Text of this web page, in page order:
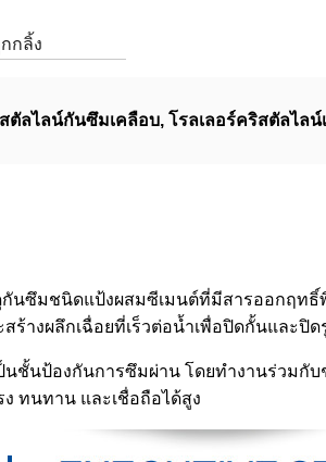
กลิ้ง
ตัลไลน์กันซึมเคลือบ, โรลเลอร์คริสตัลไล
นซึมชนิดแป้งผสมซีเมนต์ที่มีสารออกฤทธิ์
ร้างผลึกเฉื่อยที่เร็วต่อน้ำเพื่อปิดกั้นและปิ
ชั้นป้องกันการซึมผ่าน โดยทำงานร่วมกั
ทนทาน และเชื่อถือได้สูง